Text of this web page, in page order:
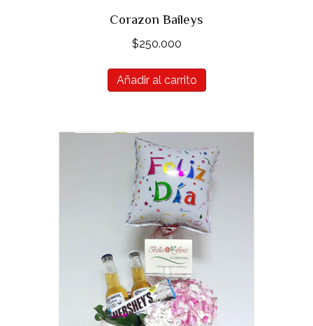
Corazon Baileys
$250.000
Añadir al carrito